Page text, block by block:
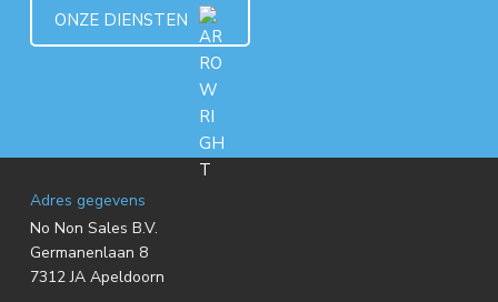
ONZE DIENSTEN
F
o
Adres gegevens
No Non Sales B.V.
Germanenlaan 8
7312 JA Apeldoorn